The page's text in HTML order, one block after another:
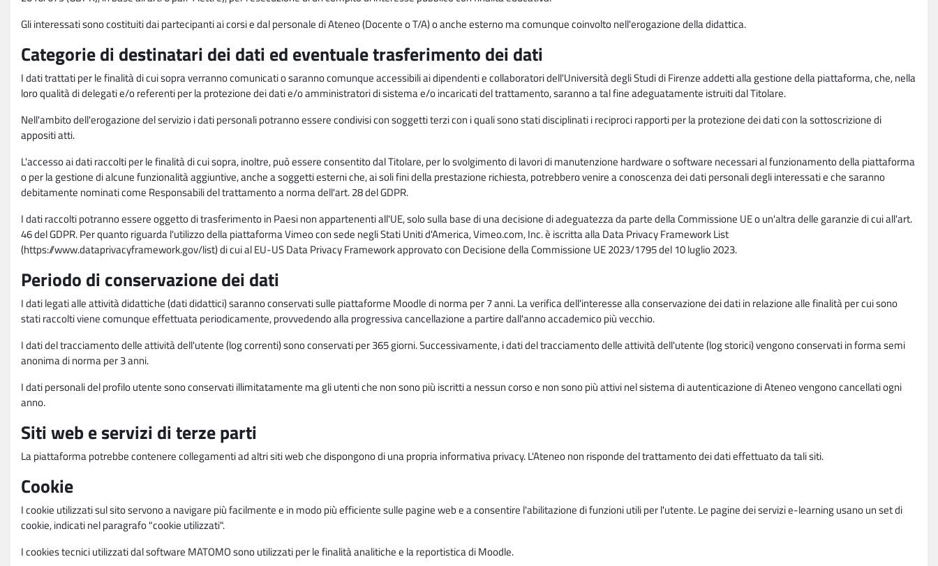
Gli interessati sono costituiti dai partecipanti ai corsi e dal personale di Ateneo (Docente o T/A) o anche esterno ma comunque coinvolto nell'erogazione della didattica.
Categorie di destinatari dei dati ed eventuale trasferimento dei dati
I dati trattati per le finalità di cui sopra verranno comunicati o saranno comunque accessibili ai dipendenti e collaboratori dell'Università degli Studi di Firenze addetti alla gestione della piattaforma, che, nella
loro qualità di delegati e/o referenti per la protezione dei dati e/o amministratori di sistema e/o incaricati del trattamento, saranno a tal fine adeguatamente istruiti dal Titolare.
Nell'ambito dell'erogazione del servizio i dati personali potranno essere condivisi con soggetti terzi con i quali sono stati disciplinati i reciproci rapporti per la protezione dei dati con la sottoscrizione di
appositi atti.
L'accesso ai dati raccolti per le finalità di cui sopra, inoltre, può essere consentito dal Titolare, per lo svolgimento di lavori di manutenzione hardware o software necessari al funzionamento della piattaforma
o per la gestione di alcune funzionalità aggiuntive, anche a soggetti esterni che, ai soli fini della prestazione richiesta, potrebbero venire a conoscenza dei dati personali degli interessati e che saranno
debitamente nominati come Responsabili del trattamento a norma dell'art. 28 del GDPR.
I dati raccolti potranno essere oggetto di trasferimento in Paesi non appartenenti all'UE, solo sulla base di una decisione di adeguatezza da parte della Commissione UE o un'altra delle garanzie di cui all'art.
46 del GDPR. Per quanto riguarda l'utilizzo della piattaforma Vimeo con sede negli Stati Uniti d'America, Vimeo.com, Inc. è iscritta alla Data Privacy Framework List
(https://www.dataprivacyframework.gov/list) di cui al EU-US Data Privacy Framework approvato con Decisione della Commissione UE 2023/1795 del 10 luglio 2023.
Periodo di conservazione dei dati
I dati legati alle attività didattiche (dati didattici) saranno conservati sulle piattaforme Moodle di norma per 7 anni. La verifica dell'interesse alla conservazione dei dati in relazione alle finalità per cui sono
stati raccolti viene comunque effettuata periodicamente, provvedendo alla progressiva cancellazione a partire dall'anno accademico più vecchio.
I dati del tracciamento delle attività dell'utente (log correnti) sono conservati per 365 giorni. Successivamente, i dati del tracciamento delle attività dell'utente (log storici) vengono conservati in forma semi
anonima di norma per 3 anni.
I dati personali del profilo utente sono conservati illimitatamente ma gli utenti che non sono più iscritti a nessun corso e non sono più attivi nel sistema di autenticazione di Ateneo vengono cancellati ogni
anno.
Siti web e servizi di terze parti
La piattaforma potrebbe contenere collegamenti ad altri siti web che dispongono di una propria informativa privacy. L'Ateneo non risponde del trattamento dei dati effettuato da tali siti.
Cookie
I cookie utilizzati sul sito servono a navigare più facilmente e in modo più efficiente sulle pagine web e a consentire l'abilitazione di funzioni utili per l'utente. Le pagine dei servizi e-learning usano un set di
cookie, indicati nel paragrafo "cookie utilizzati".
I cookies tecnici utilizzati dal software MATOMO sono utilizzati per le finalità analitiche e la reportistica di Moodle.